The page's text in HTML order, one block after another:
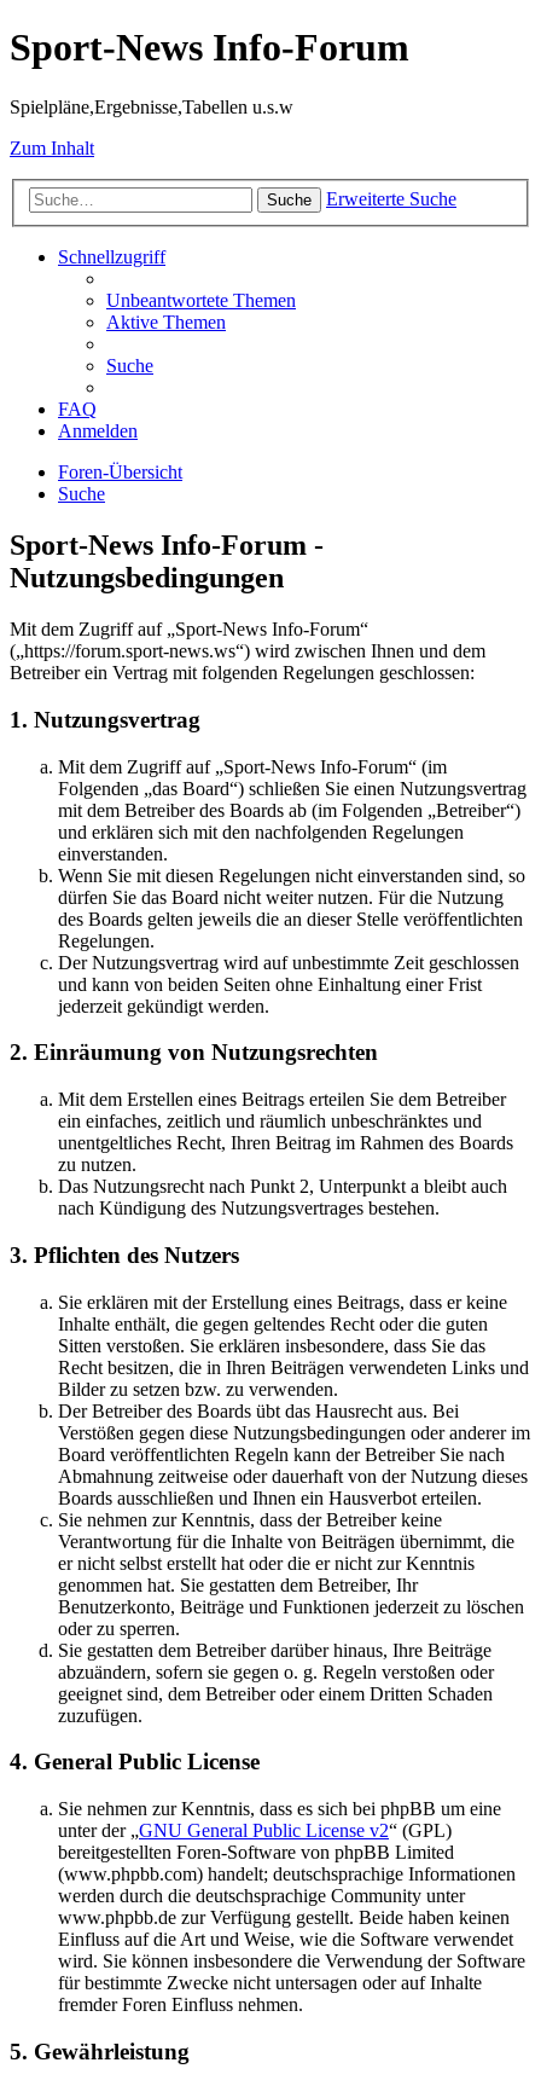
Sport-News Info-Forum
Spielpläne,Ergebnisse,Tabellen u.s.w
Zum Inhalt
Suche Erweiterte Suche
Schnellzugriff
Unbeantwortete Themen
Aktive Themen
Suche
FAQ
Anmelden
Foren-Übersicht
Suche
Sport-News Info-Forum -
Nutzungsbedingungen
Mit dem Zugriff auf „Sport-News Info-Forum“
(„https://forum.sport-news.ws“) wird zwischen Ihnen und dem
Betreiber ein Vertrag mit folgenden Regelungen geschlossen:
1. Nutzungsvertrag
Mit dem Zugriff auf „Sport-News Info-Forum“ (im
Folgenden „das Board“) schließen Sie einen Nutzungsvertrag
mit dem Betreiber des Boards ab (im Folgenden „Betreiber“)
und erklären sich mit den nachfolgenden Regelungen
einverstanden.
Wenn Sie mit diesen Regelungen nicht einverstanden sind, so
dürfen Sie das Board nicht weiter nutzen. Für die Nutzung
des Boards gelten jeweils die an dieser Stelle veröffentlichten
Regelungen.
Der Nutzungsvertrag wird auf unbestimmte Zeit geschlossen
und kann von beiden Seiten ohne Einhaltung einer Frist
jederzeit gekündigt werden.
2. Einräumung von Nutzungsrechten
Mit dem Erstellen eines Beitrags erteilen Sie dem Betreiber
ein einfaches, zeitlich und räumlich unbeschränktes und
unentgeltliches Recht, Ihren Beitrag im Rahmen des Boards
zu nutzen.
Das Nutzungsrecht nach Punkt 2, Unterpunkt a bleibt auch
nach Kündigung des Nutzungsvertrages bestehen.
3. Pflichten des Nutzers
Sie erklären mit der Erstellung eines Beitrags, dass er keine
Inhalte enthält, die gegen geltendes Recht oder die guten
Sitten verstoßen. Sie erklären insbesondere, dass Sie das
Recht besitzen, die in Ihren Beiträgen verwendeten Links und
Bilder zu setzen bzw. zu verwenden.
Der Betreiber des Boards übt das Hausrecht aus. Bei
Verstößen gegen diese Nutzungsbedingungen oder anderer im
Board veröffentlichten Regeln kann der Betreiber Sie nach
Abmahnung zeitweise oder dauerhaft von der Nutzung dieses
Boards ausschließen und Ihnen ein Hausverbot erteilen.
Sie nehmen zur Kenntnis, dass der Betreiber keine
Verantwortung für die Inhalte von Beiträgen übernimmt, die
er nicht selbst erstellt hat oder die er nicht zur Kenntnis
genommen hat. Sie gestatten dem Betreiber, Ihr
Benutzerkonto, Beiträge und Funktionen jederzeit zu löschen
oder zu sperren.
Sie gestatten dem Betreiber darüber hinaus, Ihre Beiträge
abzuändern, sofern sie gegen o. g. Regeln verstoßen oder
geeignet sind, dem Betreiber oder einem Dritten Schaden
zuzufügen.
4. General Public License
Sie nehmen zur Kenntnis, dass es sich bei phpBB um eine
unter der „GNU General Public License v2“ (GPL)
bereitgestellten Foren-Software von phpBB Limited
(www.phpbb.com) handelt; deutschsprachige Informationen
werden durch die deutschsprachige Community unter
www.phpbb.de zur Verfügung gestellt. Beide haben keinen
Einfluss auf die Art und Weise, wie die Software verwendet
wird. Sie können insbesondere die Verwendung der Software
für bestimmte Zwecke nicht untersagen oder auf Inhalte
fremder Foren Einfluss nehmen.
5. Gewährleistung